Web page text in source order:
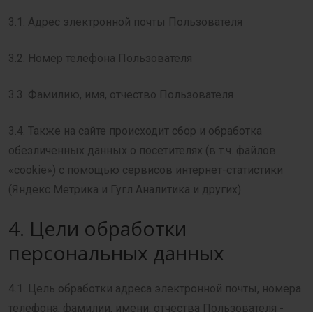
3.1. Адрес электронной почты Пользователя
3.2. Номер телефона Пользователя
3.3. Фамилию, имя, отчество Пользователя
3.4. Также на сайте происходит сбор и обработка
обезличенных данных о посетителях (в т.ч. файлов
«cookie») с помощью сервисов интернет-статистики
(Яндекс Метрика и Гугл Аналитика и других).
4. Цели обработки
персональных данных
4.1. Цель обработки адреса электронной почты, номера
телефона, фамилии, имени, отчества Пользователя -